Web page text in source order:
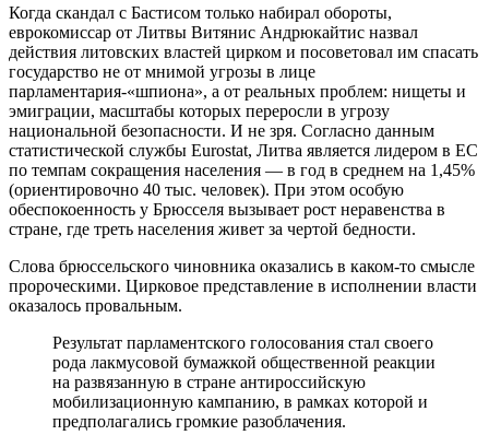
Когда скандал с Бастисом только набирал обороты,
еврокомиссар от Литвы Витянис Андрюкайтис назвал
действия литовских властей цирком и посоветовал им спасать
государство не от мнимой угрозы в лице
парламентария-«шпиона», а от реальных проблем: нищеты и
эмиграции, масштабы которых переросли в угрозу
национальной безопасности. И не зря. Согласно данным
статистической службы Eurostat, Литва является лидером в ЕС
по темпам сокращения населения — в год в среднем на 1,45%
(ориентировочно 40 тыс. человек). При этом особую
обеспокоенность у Брюсселя вызывает рост неравенства в
стране, где треть населения живет за чертой бедности.
Слова брюссельского чиновника оказались в каком-то смысле
пророческими. Цирковое представление в исполнении власти
оказалось провальным.
Результат парламентского голосования стал своего
рода лакмусовой бумажкой общественной реакции
на развязанную в стране антироссийскую
мобилизационную кампанию, в рамках которой и
предполагались громкие разоблачения.